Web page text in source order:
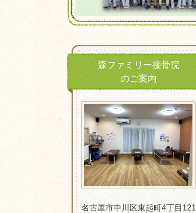
森ファミリー接骨院
のご案内
名古屋市中川区東起町4丁目121